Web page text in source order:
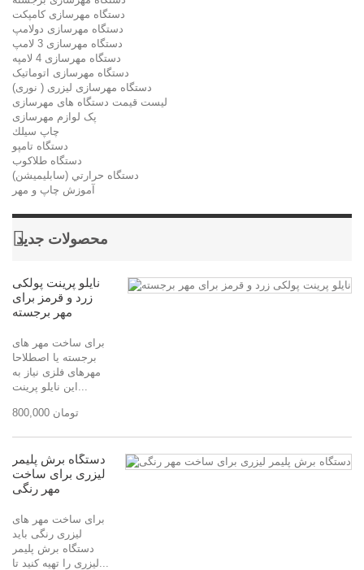
دستگاه مهرسازی کامپکت
دستگاه مهرسازی دولامپ
دستگاه مهرسازی 3 لامپ
دستگاه مهرسازی 4 لامپه
دستگاه مهرسازی اتوماتیک
دستگاه مهرسازی لیزری ( نوری)
لیست قیمت دستگاه های مهرسازی
پک لوازم مهرسازی
چاپ سيلك
دستگاه تامپو
دستگاه طلاکوب
دستگاه حرارتي (سابليميشن)
آموزش چاپ و مهر
محصولات جدید
نایلو پرینت پولکی
زرد و قرمز برای
مهر برجسته
برای ساخت مهر های
برجسته یا اصطلاحا
مهرهای فلزی نیاز به
این نایلو پرینت...
800,000 تومان
دستگاه برش پلیمر
لیزری برای ساخت
مهر رنگی
برای ساخت مهر های
لیزری رنگی باید
دستگاه برش پلیمر
لیزری را تهیه کنید تا...